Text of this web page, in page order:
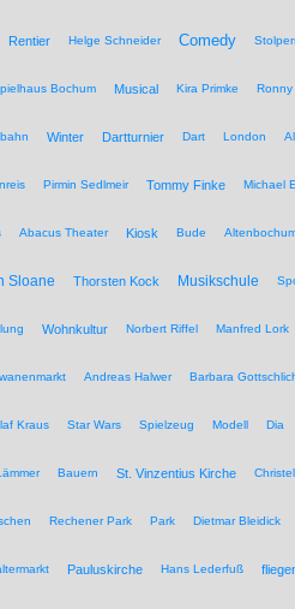
Rentier Helge Schneider Comedy
Bochum Musical Kira Primke Ronny
Winter Dartturnier Dart London
Pirmin Sedlmeir Tommy Finke Michael
Abacus Theater Kiosk Bude
Sloane Thorsten Kock Musikschule
Wohnkultur Norbert Riffel Manfred Lork
Andreas Halwer Barbara
Kraus Star Wars Spielzeug Modell Dia
Bauern St. Vinzentius Kirche
Rechener Park Park Dietmar Bleidick
Pauluskirche Hans Lederfuß